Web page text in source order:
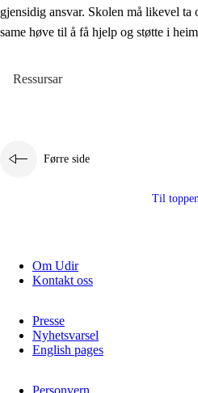
gjensidig ansvar. Skolen må likevel
same høve til å få hjelp og støtte i
Ressursar
Førre side
Til
Om Udir
Kontakt oss
Presse
Nyhetsvarsel
English pages